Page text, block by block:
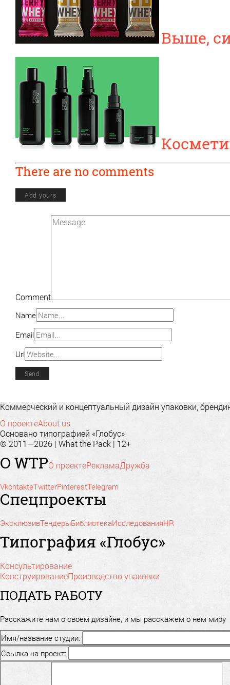
Выше,
There are no comments
Add yours
Comment
Name
Email
Url
Коммерческий и концептуальный дизайн упаковки,
О проектеAbout us
Основано типографией «Глобус»
© 2011—2026 | What the Pack | 12+
О WTPО проектеРекламаДружба
VkontakteTwitterPinterestTelegram
Спецпроекты
ЭксклюзивТендерыБиблиотекаИсследованияHR
Типография «Глобус»
Консультирование
КонструированиеПроизводство упаковки
ПОДАТЬ РАБОТУ
Расскажите нам о своем дизайне, и мы расскажем о нем миру
Имя/название студии:
Ссылка на проект: